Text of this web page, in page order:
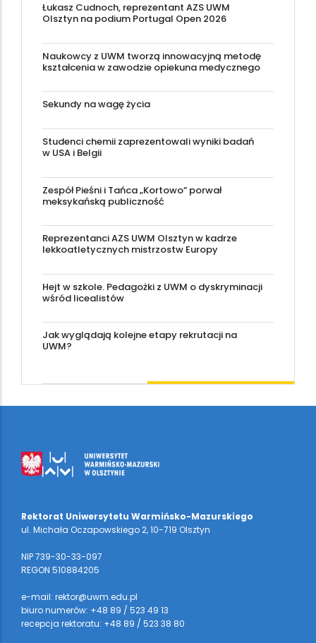
Łukasz Cudnoch, reprezentant AZS UWM
Olsztyn na podium Portugal Open 2026
Naukowcy z UWM tworzą innowacyjną metodę
kształcenia w zawodzie opiekuna medycznego
Sekundy na wagę życia
Studenci chemii zaprezentowali wyniki badań
w USA i Belgii
Zespół Pieśni i Tańca „Kortowo” porwał
meksykańską publiczność
Reprezentanci AZS UWM Olsztyn w kadrze
lekkoatletycznych mistrzostw Europy
Hejt w szkole. Pedagożki z UWM o dyskryminacji
wśród licealistów
Jak wyglądają kolejne etapy rekrutacji na
UWM?
Rektorat Uniwersytetu Warmińsko-Mazurskiego
ul. Michała Oczapowskiego 2, 10-719 Olsztyn
NIP 739-30-33-097
REGON 510884205
e-mail: rektor@uwm.edu.pl
biuro numerów: +48 89 / 523 49 13
recepcja rektoratu: +48 89 / 523 38 80